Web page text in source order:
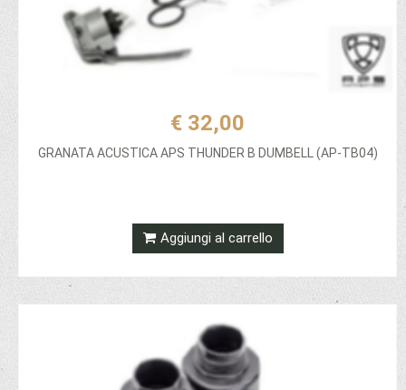
€ 32,00
GRANATA ACUSTICA APS THUNDER B DUMBELL (AP-TB04)
Aggiungi al carrello